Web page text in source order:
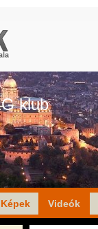
klub
Képek Videók